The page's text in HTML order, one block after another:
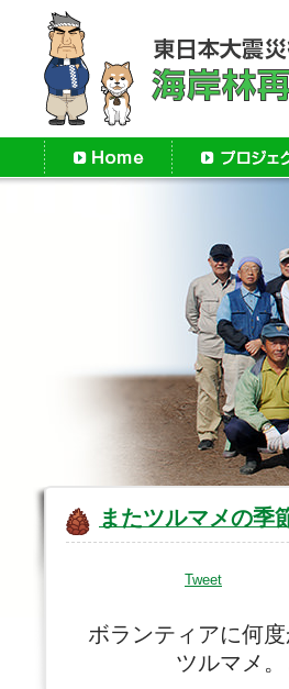
またツルマメの季
Tweet
ボランティアに何
ツルマメ